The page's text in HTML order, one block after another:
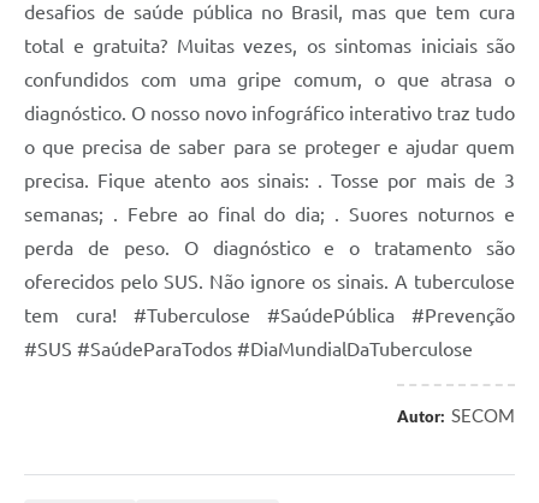
desafios de saúde pública no Brasil, mas que tem cura
total e gratuita? Muitas vezes, os sintomas iniciais são
confundidos com uma gripe comum, o que atrasa o
diagnóstico. O nosso novo infográfico interativo traz tudo
o que precisa de saber para se proteger e ajudar quem
precisa. Fique atento aos sinais: . Tosse por mais de 3
semanas; . Febre ao final do dia; . Suores noturnos e
perda de peso. O diagnóstico e o tratamento são
oferecidos pelo SUS. Não ignore os sinais. A tuberculose
tem cura! #Tuberculose #SaúdePública #Prevenção
#SUS #SaúdeParaTodos #DiaMundialDaTuberculose
Autor: SECOM